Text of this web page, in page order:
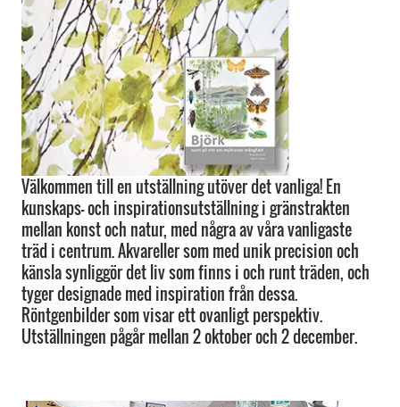
Välkommen till en utställning utöver det vanliga! En
kunskaps- och inspirationsutställning i gränstrakten
mellan konst och natur, med några av våra vanligaste
träd i centrum. Akvareller som med unik precision och
känsla synliggör det liv som finns i och runt träden, och
tyger designade med inspiration från dessa.
Röntgenbilder som visar ett ovanligt perspektiv.
Utställningen pågår mellan 2 oktober och 2 december.